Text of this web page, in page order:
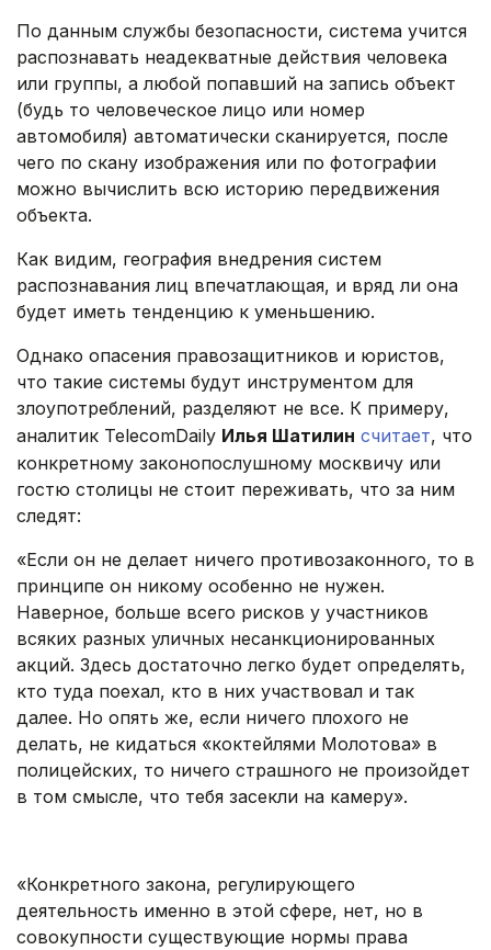
По данным службы безопасности, система учится
распознавать неадекватные действия человека
или группы, а любой попавший на запись объект
(будь то человеческое лицо или номер
автомобиля) автоматически сканируется, после
чего по скану изображения или по фотографии
можно вычислить всю историю передвижения
объекта.
Как видим, география внедрения систем
распознавания лиц впечатлающая, и вряд ли она
будет иметь тенденцию к уменьшению.
Однако опасения правозащитников и юристов,
что такие системы будут инструментом для
злоупотреблений, разделяют не все. К примеру,
аналитик TelecomDaily Илья Шатилин считает, что
конкретному законопослушному москвичу или
гостю столицы не стоит переживать, что за ним
следят:
«Если он не делает ничего противозаконного, то в
принципе он никому особенно не нужен.
Наверное, больше всего рисков у участников
всяких разных уличных несанкционированных
акций. Здесь достаточно легко будет определять,
кто туда поехал, кто в них участвовал и так
далее. Но опять же, если ничего плохого не
делать, не кидаться «коктейлями Молотова» в
полицейских, то ничего страшного не произойдет
в том смысле, что тебя засекли на камеру».
«Конкретного закона, регулирующего
деятельность именно в этой сфере, нет, но в
совокупности существующие нормы права